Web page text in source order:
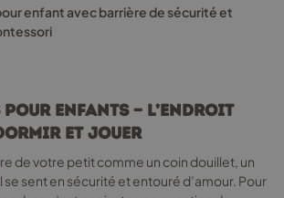
enfant avec barrière de sécurité et
pour enfants — L’endroit
et jouer
de votre petit comme un coin douillet, un
se sent en sécurité et entouré d’amour. Pour